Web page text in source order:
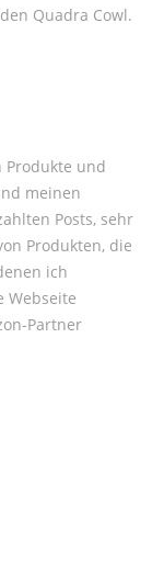
Quadra Cowl.
Produkte und
meinen
Posts, sehr
Produkten, die
ich
Webseite
Partner